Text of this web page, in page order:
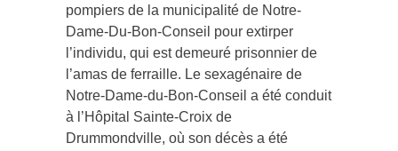
pompiers de la municipalité de Notre-
Dame-Du-Bon-Conseil pour extirper
l’individu, qui est demeuré prisonnier de
l’amas de ferraille. Le sexagénaire de
Notre-Dame-du-Bon-Conseil a été conduit
à l’Hôpital Sainte-Croix de
Drummondville, où son décès a été